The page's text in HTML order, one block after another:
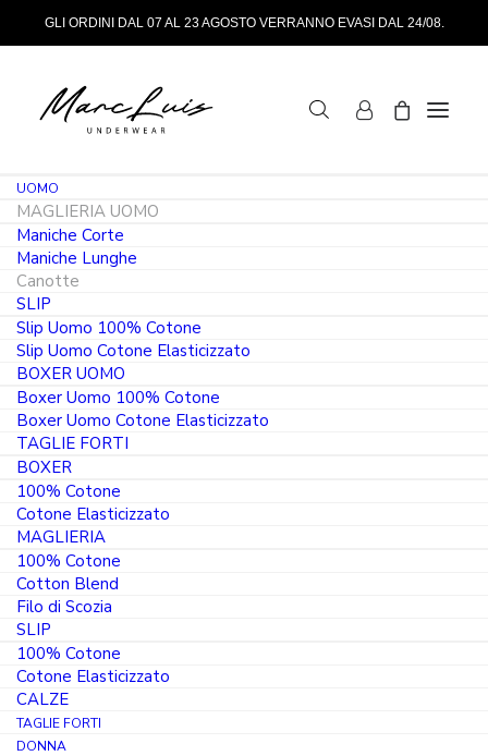
GLI ORDINI DAL 07 AL 23 AGOSTO VERRANNO EVASI DAL 24/08.
UOMO
MAGLIERIA UOMO
Maniche Corte
Maniche Lunghe
Canotte
SLIP
Slip Uomo 100% Cotone
Slip Uomo Cotone Elasticizzato
BOXER UOMO
Boxer Uomo 100% Cotone
Boxer Uomo Cotone Elasticizzato
TAGLIE FORTI
BOXER
100% Cotone
Cotone Elasticizzato
MAGLIERIA
100% Cotone
Cotton Blend
Filo di Scozia
SLIP
100% Cotone
Cotone Elasticizzato
CALZE
TAGLIE FORTI
DONNA
PRODOTTO IN ITALIA
Canotta girocollo 100% cotone jersey
pettinato bianco e nero
j011
5.60
4.76€
IL
PREZZO
ATTUALE
È:
4.76 €.
Colore
Taglia